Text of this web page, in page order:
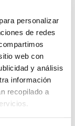
personalizar
de redes
web con
y análisis
información
recopilado a
Campus
. El